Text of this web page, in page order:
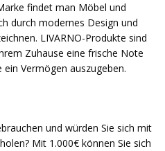
findet man Möbel und
durch modernes Design und
LIVARNO-Produkte sind
Zuhause eine frische Note
Vermögen auszugeben.
und würden Sie sich mit
holen? Mit 1.000€ können Sie sich